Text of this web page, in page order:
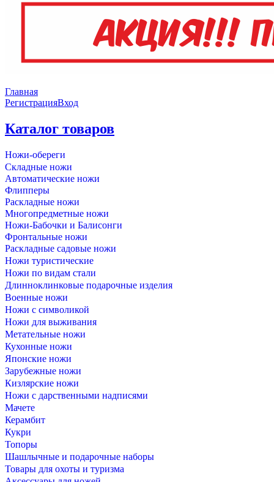
Главная
РегистрацияВход
Каталог товаров
Ножи-обереги
Складные ножи
Автоматические ножи
Флипперы
Раскладные ножи
Многопредметные ножи
Ножи-Бабочки и Балисонги
Фронтальные ножи
Раскладные садовые ножи
Ножи туристические
Ножи по видам стали
Длинноклинковые подарочные изделия
Военные ножи
Ножи с символикой
Ножи для выживания
Метательные ножи
Кухонные ножи
Японские ножи
Зарубежные ножи
Кизлярские ножи
Ножи с дарственными надписями
Мачете
Керамбит
Кукри
Топоры
Шашлычные и подарочные наборы
Товары для охоты и туризма